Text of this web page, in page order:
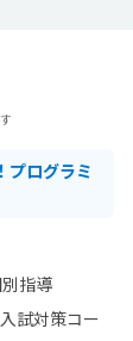
プログラミ
指導
試対策コー